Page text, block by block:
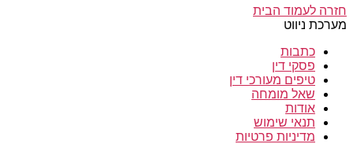
חזרה לעמוד הבית
מערכת ניווט
כתבות
פסקי דין
טיפים מעורכי דין
שאל מומחה
אודות
תנאי שימוש
מדיניות פרטיות